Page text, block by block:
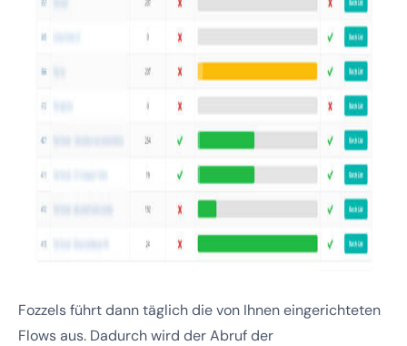
Fozzels führt dann täglich die von Ihnen eingerichteten
Flows aus. Dadurch wird der Abruf der